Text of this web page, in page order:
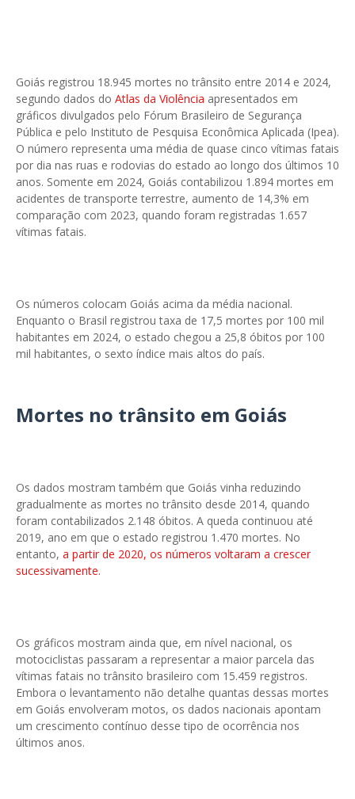
Goiás registrou 18.945 mortes no trânsito entre 2014 e 2024,
segundo dados do Atlas da Violência apresentados em
gráficos divulgados pelo Fórum Brasileiro de Segurança
Pública e pelo Instituto de Pesquisa Econômica Aplicada (Ipea).
O número representa uma média de quase cinco vítimas fatais
por dia nas ruas e rodovias do estado ao longo dos últimos 10
anos. Somente em 2024, Goiás contabilizou 1.894 mortes em
acidentes de transporte terrestre, aumento de 14,3% em
comparação com 2023, quando foram registradas 1.657
vítimas fatais.
Os números colocam Goiás acima da média nacional.
Enquanto o Brasil registrou taxa de 17,5 mortes por 100 mil
habitantes em 2024, o estado chegou a 25,8 óbitos por 100
mil habitantes, o sexto índice mais altos do país.
Mortes no trânsito em Goiás
Os dados mostram também que Goiás vinha reduzindo
gradualmente as mortes no trânsito desde 2014, quando
foram contabilizados 2.148 óbitos. A queda continuou até
2019, ano em que o estado registrou 1.470 mortes. No
entanto, a partir de 2020, os números voltaram a crescer
sucessivamente.
Os gráficos mostram ainda que, em nível nacional, os
motociclistas passaram a representar a maior parcela das
vítimas fatais no trânsito brasileiro com 15.459 registros.
Embora o levantamento não detalhe quantas dessas mortes
em Goiás envolveram motos, os dados nacionais apontam
um crescimento contínuo desse tipo de ocorrência nos
últimos anos.